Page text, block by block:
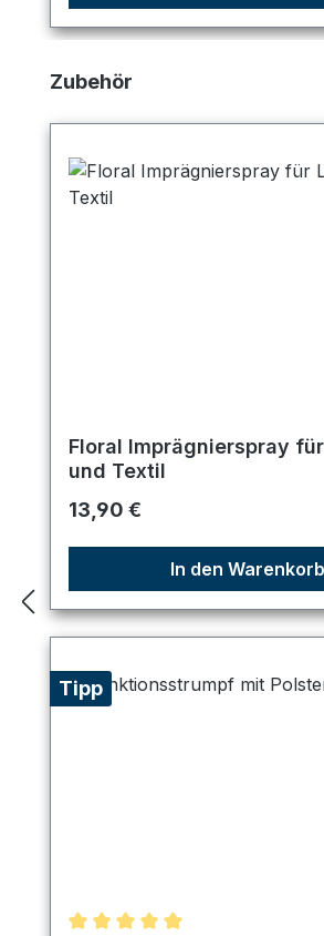
Produktgalerie überspringen
Zubehör
Floral Imprägnierspray
und Textil
Regulärer Preis:
13,90 €
In den Warenkorb
Tipp